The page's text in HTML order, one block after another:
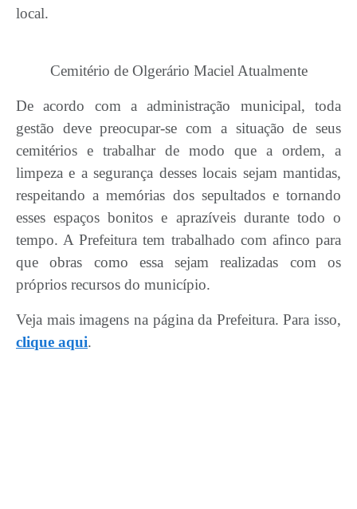
local.
Cemitério de Olgerário Maciel Atualmente
De acordo com a administração municipal, toda
gestão deve preocupar-se com a situação de seus
cemitérios e trabalhar de modo que a ordem, a
limpeza e a segurança desses locais sejam mantidas,
respeitando a memórias dos sepultados e tornando
esses espaços bonitos e aprazíveis durante todo o
tempo. A Prefeitura tem trabalhado com afinco para
que obras como essa sejam realizadas com os
próprios recursos do município.
Veja mais imagens na página da Prefeitura. Para isso,
clique aqui.